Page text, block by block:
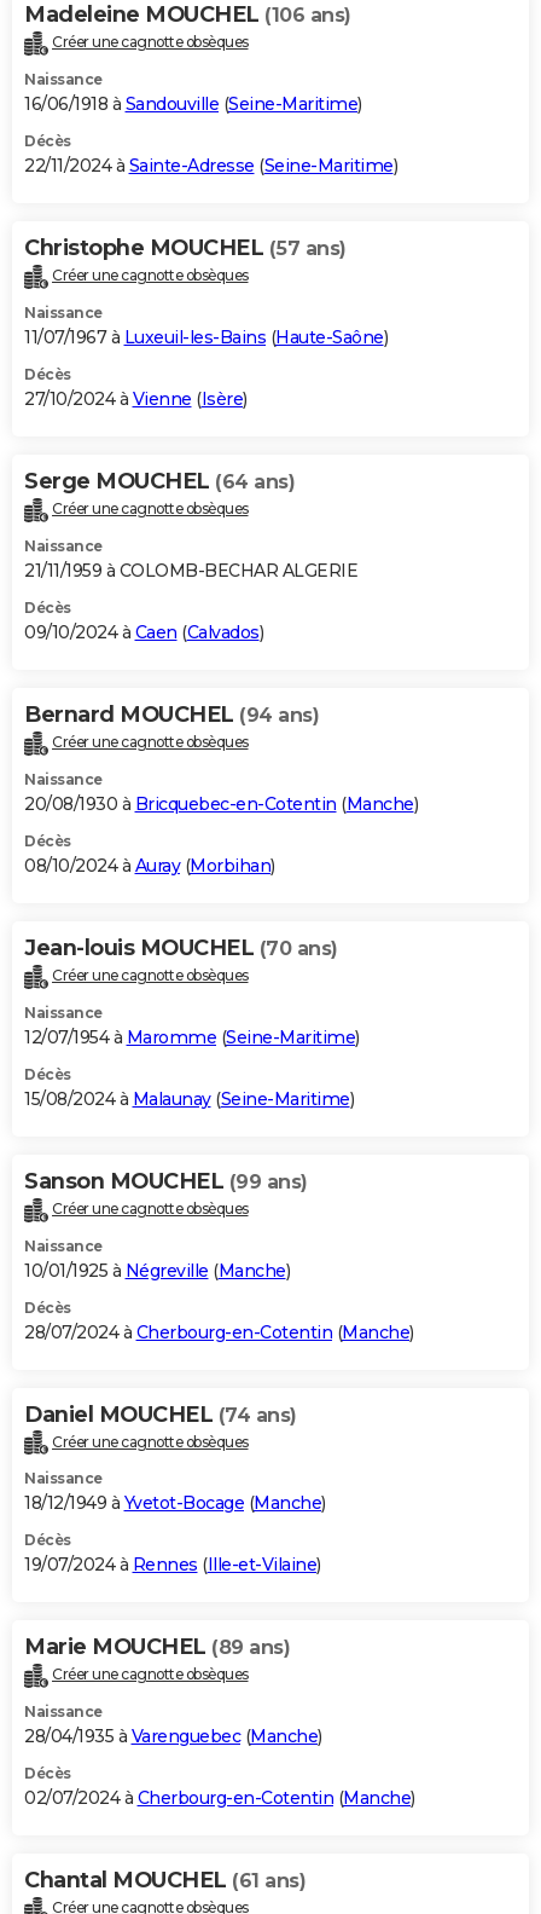
Madeleine MOUCHEL (106 ans)
Créer une cagnotte obsèques
Naissance
16/06/1918 à Sandouville (Seine-Maritime)
Décès
22/11/2024 à Sainte-Adresse (Seine-Maritime)
Christophe MOUCHEL (57 ans)
Créer une cagnotte obsèques
Naissance
11/07/1967 à Luxeuil-les-Bains (Haute-Saône)
Décès
27/10/2024 à Vienne (Isère)
Serge MOUCHEL (64 ans)
Créer une cagnotte obsèques
Naissance
21/11/1959 à COLOMB-BECHAR ALGERIE
Décès
09/10/2024 à Caen (Calvados)
Bernard MOUCHEL (94 ans)
Créer une cagnotte obsèques
Naissance
20/08/1930 à Bricquebec-en-Cotentin (Manche)
Décès
08/10/2024 à Auray(Morbihan)
Jean-louis MOUCHEL (70 ans)
Créer une cagnotte obsèques
Naissance
12/07/1954 à Maromme (Seine-Maritime)
Décès
15/08/2024 à Malaunay(Seine-Maritime)
Sanson MOUCHEL (99 ans)
Créer une cagnotte obsèques
Naissance
10/01/1925 à Négreville (Manche)
Décès
28/07/2024 à Cherbourg-en-Cotentin (Manche)
Daniel MOUCHEL (74 ans)
Créer une cagnotte obsèques
Naissance
18/12/1949 à Yvetot-Bocage (Manche)
Décès
19/07/2024 à Rennes (Ille-et-Vilaine)
Marie MOUCHEL (89 ans)
Créer une cagnotte obsèques
Naissance
28/04/1935 à Varenguebec(Manche)
Décès
02/07/2024 à Cherbourg-en-Cotentin (Manche)
Chantal MOUCHEL (61 ans)
Créer une cagnotte obsèques